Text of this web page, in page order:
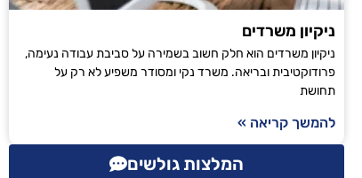
ניקיון משרדים
ניקיון משרדים הוא חלק חשוב בשמירה על סביבת עבודה נעימה,
פרודוקטיבית ובריאה. משרד נקי ומסודר משפיע לא רק על
תחושת
להמשך קריאה »
המלצות גולשים